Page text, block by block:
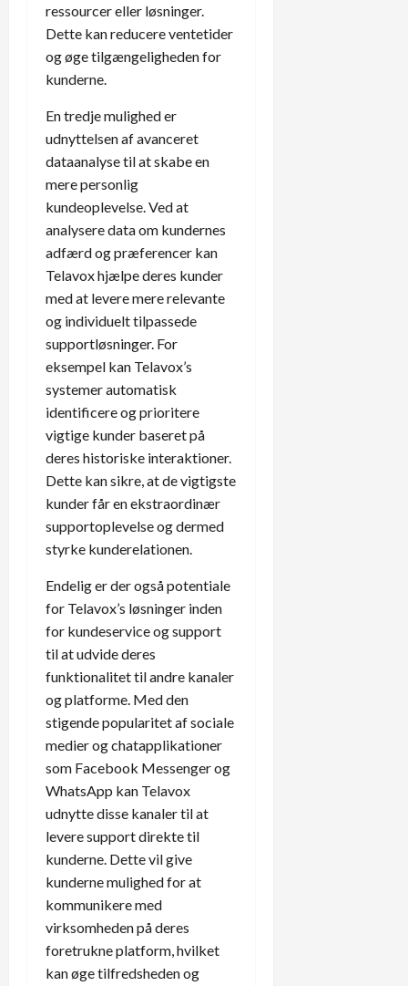
ressourcer eller løsninger.
Dette kan reducere ventetider
og øge tilgængeligheden for
kunderne.
En tredje mulighed er
udnyttelsen af avanceret
dataanalyse til at skabe en
mere personlig
kundeoplevelse. Ved at
analysere data om kundernes
adfærd og præferencer kan
Telavox hjælpe deres kunder
med at levere mere relevante
og individuelt tilpassede
supportløsninger. For
eksempel kan Telavox’s
systemer automatisk
identificere og prioritere
vigtige kunder baseret på
deres historiske interaktioner.
Dette kan sikre, at de vigtigste
kunder får en ekstraordinær
supportoplevelse og dermed
styrke kunderelationen.
Endelig er der også potentiale
for Telavox’s løsninger inden
for kundeservice og support
til at udvide deres
funktionalitet til andre kanaler
og platforme. Med den
stigende popularitet af sociale
medier og chatapplikationer
som Facebook Messenger og
WhatsApp kan Telavox
udnytte disse kanaler til at
levere support direkte til
kunderne. Dette vil give
kunderne mulighed for at
kommunikere med
virksomheden på deres
foretrukne platform, hvilket
kan øge tilfredsheden og